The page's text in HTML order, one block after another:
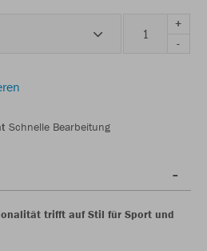
+
-
Schnelle Bearbeitung
trifft auf Stil für Sport und